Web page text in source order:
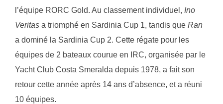
l’équipe RORC Gold. Au classement individuel, Ino
Veritas a triomphé en Sardinia Cup 1, tandis que Ran
a dominé la Sardinia Cup 2. Cette régate pour les
équipes de 2 bateaux courue en IRC, organisée par le
Yacht Club Costa Smeralda depuis 1978, a fait son
retour cette année après 14 ans d’absence, et a réuni
10 équipes.